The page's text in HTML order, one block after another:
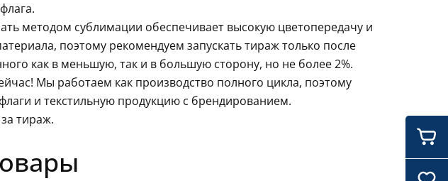
методом сублимации обеспечивает высокую цветопередачу и
поэтому рекомендуем запускать тираж только после
как в меньшую, так и в большую сторону, но не более 2%.
Мы работаем как производство полного цикла, поэтому
и текстильную продукцию с брендированием.
тираж.